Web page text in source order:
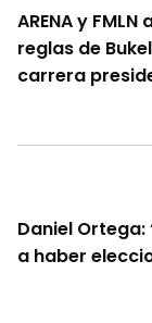
ARENA y
reglas de
carrera
Daniel
a haber